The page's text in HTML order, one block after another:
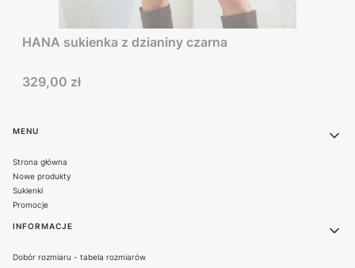
HANA sukienka z dzianiny czarna
Cena
329,00 zł
Linki w stopce
MENU
Strona główna
Nowe produkty
Sukienki
Promocje
INFORMACJE
Dobór rozmiaru - tabela rozmiarów